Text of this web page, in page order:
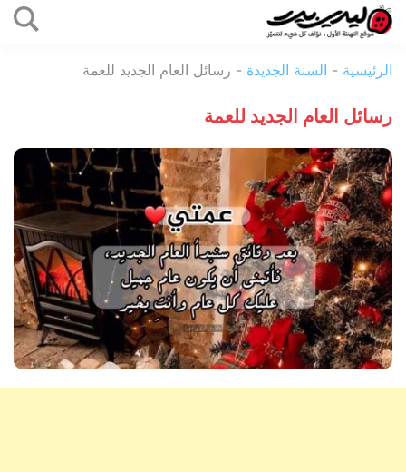
المحتوى
بيرد
الرئيسية - السنة الجديدة - رسائل العام الجديد للعمة
رسائل العام الجديد للعمة